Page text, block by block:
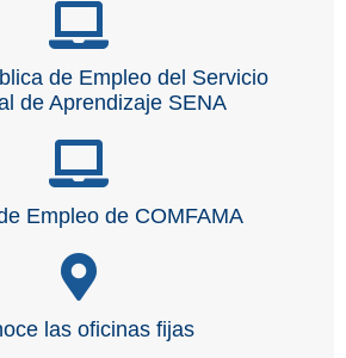
de Empleo del Servicio
de Aprendizaje SENA
Empleo de COMFAMA
las oficinas fijas